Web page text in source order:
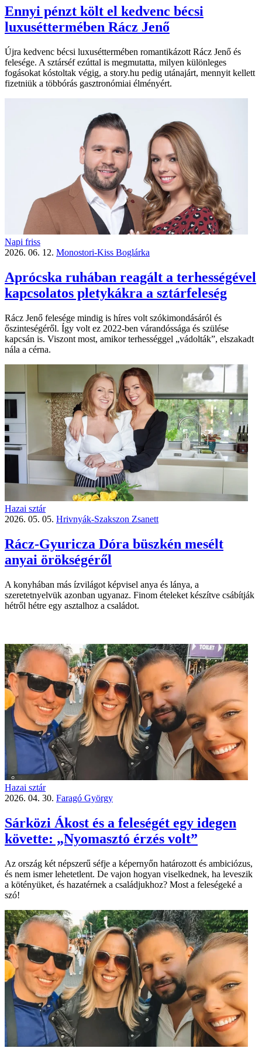
Ennyi pénzt költ el kedvenc bécsi
luxuséttermében Rácz Jenő
Újra kedvenc bécsi luxuséttermében romantikázott Rácz Jenő és
felesége. A sztárséf ezúttal is megmutatta, milyen különleges
fogásokat kóstoltak végig, a story.hu pedig utánajárt, mennyit kellett
fizetniük a többórás gasztronómiai élményért.
Napi friss
2026. 06. 12. Monostori-Kiss Boglárka
Aprócska ruhában reagált a terhességével
kapcsolatos pletykákra a sztárfeleség
Rácz Jenő felesége mindig is híres volt szókimondásáról és
őszinteségéről. Így volt ez 2022-ben várandóssága és szülése
kapcsán is. Viszont most, amikor terhességgel „vádolták”, elszakadt
nála a cérna.
Hazai sztár
2026. 05. 05. Hrivnyák-Szakszon Zsanett
Rácz-Gyuricza Dóra büszkén mesélt
anyai örökségéről
A konyhában más ízvilágot képvisel anya és lánya, a
szeretetnyelvük azonban ugyanaz. Finom ételeket készítve csábítják
hétről hétre egy asztalhoz a családot.
Hazai sztár
2026. 04. 30. Faragó György
Sárközi Ákost és a feleségét egy idegen
követte: „Nyomasztó érzés volt”
Az ország két népszerű séfje a képernyőn határozott és ambiciózus,
és nem ismer lehetetlent. De vajon hogyan viselkednek, ha leveszik
a kötényüket, és hazatérnek a családjukhoz? Most a feleségeké a
szó!